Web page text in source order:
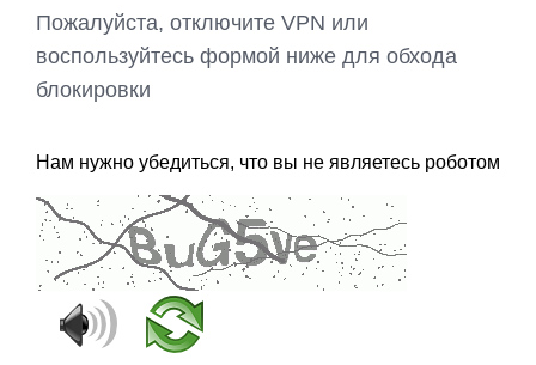
Пожалуйста, отключите VPN или
воспользуйтесь формой ниже для обхода
блокировки
Нам нужно убедиться, что вы не являетесь роботом